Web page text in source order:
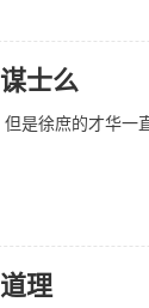
士么
是徐庶的才华一
理